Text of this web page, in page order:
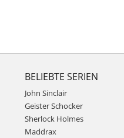
BELIEBTE SERIEN
John Sinclair
Geister Schocker
Sherlock Holmes
Maddrax